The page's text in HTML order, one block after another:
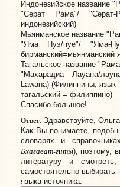
Индонезийское название
"Серат Рама"/
индонезийский)
Мьянманское название
"Яма Пуэ/пуе"/ "Яма-
бирманский=мьянманский
Тагальское название
"Махарадиа Лауана/
Lawana) (Филиппины, язык -
тагальский = филиппино)
Спасибо большое!
Ответ.Здравствуйте,
Как Вы понимаете,
словарях и
Бхагават-гиты), поэтому,
литературу и
самостоятельно выбирать
языка-источника.